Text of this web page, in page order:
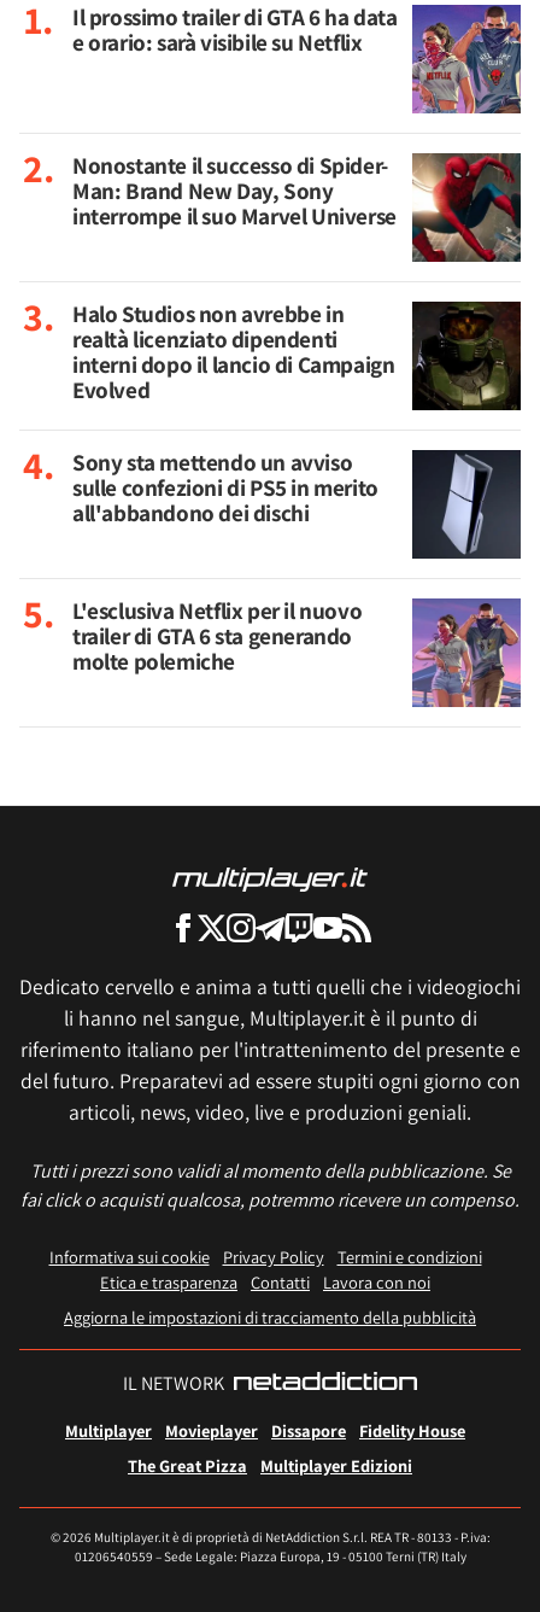
Il prossimo trailer di GTA 6 ha data
e orario: sarà visibile su Netflix
Nonostante il successo di Spider-
Man: Brand New Day, Sony
interrompe il suo Marvel Universe
Halo Studios non avrebbe in
realtà licenziato dipendenti
interni dopo il lancio di Campaign
Evolved
Sony sta mettendo un avviso
sulle confezioni di PS5 in merito
all'abbandono dei dischi
L'esclusiva Netflix per il nuovo
trailer di GTA 6 sta generando
molte polemiche
Dedicato cervello e anima a tutti quelli che i videogiochi
li hanno nel sangue, Multiplayer.it è il punto di
riferimento italiano per l'intrattenimento del presente e
del futuro. Preparatevi ad essere stupiti ogni giorno con
articoli, news, video, live e produzioni geniali.
Tutti i prezzi sono validi al momento della pubblicazione. Se
fai click o acquisti qualcosa, potremmo ricevere un compenso.
Informativa sui cookie Privacy Policy
Termini e condizioni
Etica e trasparenza Contatti
Lavora con noi
Aggiorna le impostazioni di tracciamento della pubblicità
IL NETWORK
Multiplayer Movieplayer Dissapore
Fidelity House
The Great Pizza
Multiplayer Edizioni
© 2026 Multiplayer.it è di proprietà di NetAddiction S.r.l. REA TR - 80133 - P.iva:
01206540559 – Sede Legale: Piazza Europa, 19 - 05100 Terni (TR) Italy